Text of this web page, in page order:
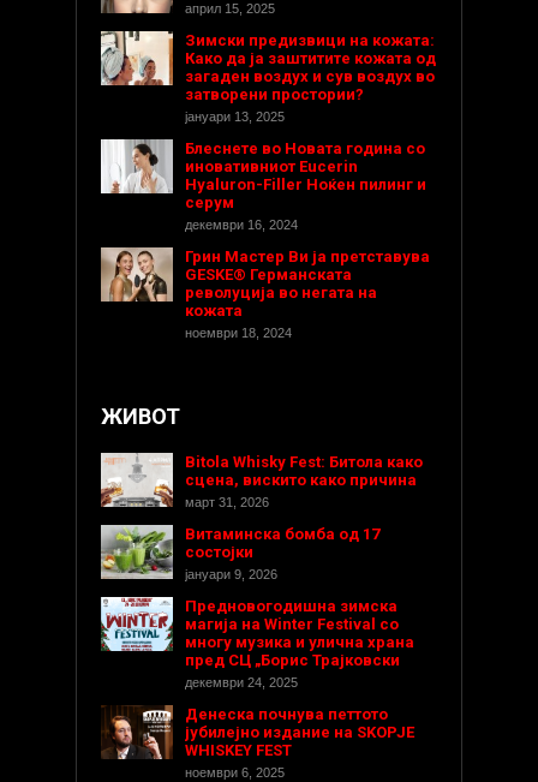
април 15, 2025
Зимски предизвици на кожата:
Како да ја заштитите кожата од
загаден воздух и сув воздух во
затворени простории?
јануари 13, 2025
Блеснете во Новата година со
иновативниот Eucerin
Hyaluron-Filler Ноќен пилинг и
серум
декември 16, 2024
Грин Мастер Ви ја претставува
GESKE® Германската
револуција во негата на
кожата
ноември 18, 2024
ЖИВОТ
Bitola Whisky Fest: Битола како
сцена, вискито како причина
март 31, 2026
Витаминска бомба од 17
состојки
јануари 9, 2026
Предновогодишнa зимска
магија на Winter Festival со
многу музика и улична храна
пред СЦ „Борис Трајковски
декември 24, 2025
Денеска почнува петтото
јубилејно издание на SKOPJE
WHISKEY FEST
ноември 6, 2025